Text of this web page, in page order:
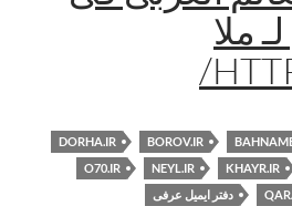
ملا
BOROV.IR
DORHA.IR
KHAYR.IR
NEYL.IR
O70.IR
دفتر ایمیل عرفی